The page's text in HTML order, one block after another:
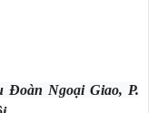
Đoàn Ngoại Giao, P.